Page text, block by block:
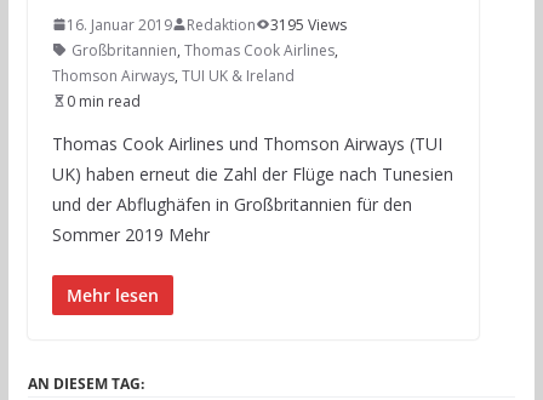
16. Januar 2019 Redaktion
3195 Views
Großbritannien, Thomas Cook Airlines,
Thomson Airways, TUI UK & Ireland
0 min read
Thomas Cook Airlines und Thomson Airways (TUI
UK) haben erneut die Zahl der Flüge nach Tunesien
und der Abflughäfen in Großbritannien für den
Sommer 2019 Mehr
Mehr lesen
AN DIESEM TAG: